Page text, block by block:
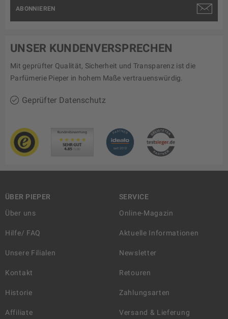
ABONNIEREN
UNSER KUNDENVERSPRECHEN
Mit geprüfter Qualität, Sicherheit und Transparenz ist die
Parfümerie Pieper in hohem Maße vertrauenswürdig.
Geprüfter Datenschutz
ÜBER PIEPER
Über uns
Hilfe/ FAQ
Unsere Filialen
Kontakt
Historie
Affiliate
SERVICE
Online-Magazin
Aktuelle Informationen
Newsletter
Retouren
Zahlungsarten
Versand & Lieferung